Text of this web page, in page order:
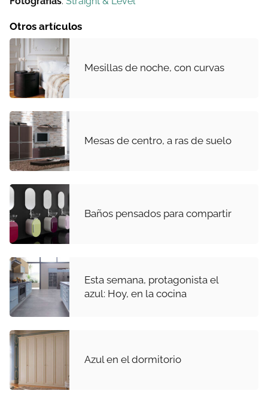
Otros artículos
Mesillas de noche, con curvas
Mesas de centro, a ras de suelo
Baños pensados para compartir
Esta semana, protagonista el
azul: Hoy, en la cocina
Azul en el dormitorio